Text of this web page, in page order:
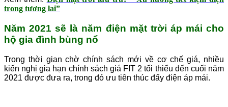
trong tương lai”
Năm 2021 sẽ là năm điện mặt trời áp mái cho
hộ gia đình bùng nổ
Trong thời gian chờ chính sách mới về cơ chế giá, nhiều
kiến nghị gia hạn chính sách giá FIT 2 tối thiểu đến cuối năm
2021 được đưa ra, trong đó ưu tiên thúc đẩy điện áp mái.